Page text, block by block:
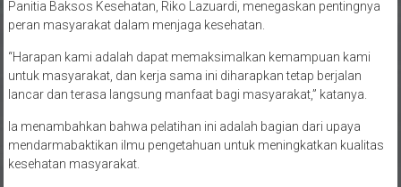
Panitia Baksos Kesehatan, Riko Lazuardi, menegaskan pentingnya
peran masyarakat dalam menjaga kesehatan.
“Harapan kami adalah dapat memaksimalkan kemampuan kami
untuk masyarakat, dan kerja sama ini diharapkan tetap berjalan
lancar dan terasa langsung manfaat bagi masyarakat,” katanya.
Ia menambahkan bahwa pelatihan ini adalah bagian dari upaya
mendarmabaktikan ilmu pengetahuan untuk meningkatkan kualitas
kesehatan masyarakat.